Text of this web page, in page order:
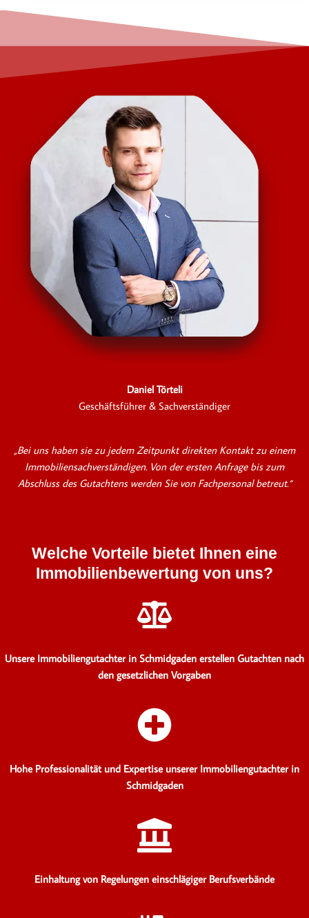
Daniel Törteli
Geschäftsführer & Sachverständiger
„Bei uns haben sie zu jedem Zeitpunkt direkten Kontakt zu einem
Immobiliensachverständigen. Von der ersten Anfrage bis zum
Abschluss des Gutachtens werden Sie von Fachpersonal betreut.“
Welche Vorteile bietet Ihnen eine
Immobilienbewertung von uns?
Unsere Immobiliengutachter in Schmidgaden erstellen Gutachten nach
den gesetzlichen Vorgaben
Hohe Professionalität und Expertise unserer Immobiliengutachter in
Schmidgaden
Einhaltung von Regelungen einschlägiger Berufsverbände